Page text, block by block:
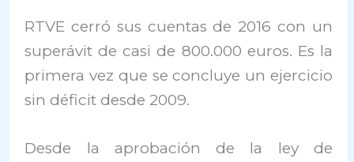
RTVE cerró sus cuentas de 2016 con un
superávit de casi de 800.000 euros. Es la
primera vez que se concluye un ejercicio
sin déficit desde 2009.
Desde la aprobación de la ley de